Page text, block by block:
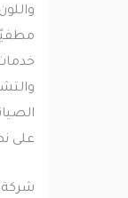
واللون
مطفيًا أو
خدمات
الصيانة
على
شركة